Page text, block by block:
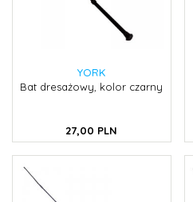
YORK
Bat dresażowy, kolor czarny
27,00 PLN